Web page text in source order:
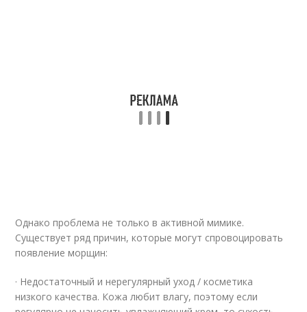
Однако проблема не только в активной мимике.
Существует ряд причин, которые могут спровоцировать
появление морщин:
· Недостаточный и нерегулярный уход / косметика
низкого качества. Кожа любит влагу, поэтому если